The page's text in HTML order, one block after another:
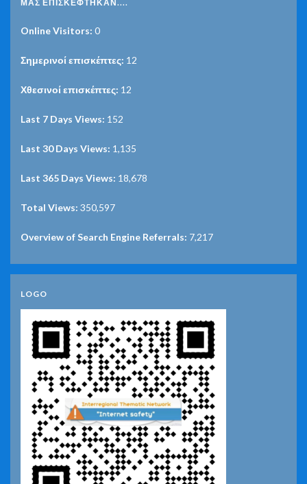
ΜΑΣ ΕΠΙΣΚΈΦΤΗΚΑΝ....
Online Visitors: 0
Σημερινοί επισκέπτες: 12
Χθεσινοί επισκέπτες: 12
Last 7 Days Views: 152
Last 30 Days Views: 1,135
Last 365 Days Views: 18,678
Total Views: 350,597
Overview of Search Engine Referrals: 7,217
LOGO